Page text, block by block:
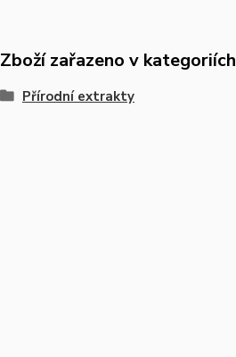
Zboží zařazeno v kategoriích
Přírodní extrakty